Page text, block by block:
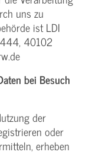
uns zu
ist LDI
40102
bei Besuch
der
oder
erheben